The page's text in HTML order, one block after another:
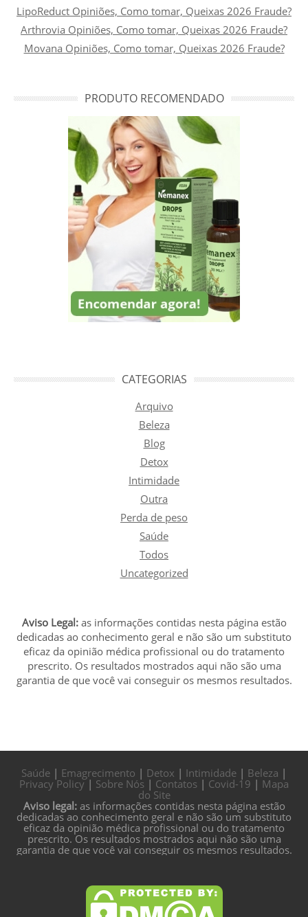
LipoReduct Opiniões, Como tomar, Queixas 2026 Fraude?
Arthrovia Opiniões, Como tomar, Queixas 2026 Fraude?
Movana Opiniões, Como tomar, Queixas 2026 Fraude?
PRODUTO RECOMENDADO
CATEGORIAS
Arquivo
Beleza
Blog
Detox
Intimidade
Outra
Perda de peso
Saúde
Todos
Uncategorized
Aviso Legal:as informações contidas nesta página estão
dedicadas ao conhecimento geral e não são um substituto
eficaz da opinião médica profissional ou do tratamento
prescrito. Os resultados mostrados aqui não são uma
garantia de que você vai conseguir os mesmos resultados.
Saúde | Emagrecimento | Detox | Intimidade | Beleza |
Privacy Policy| Sobre Nós | Contatos | Covid-19 | Mapa
do Site
Aviso legal:as informações contidas nesta página estão
dedicadas ao conhecimento geral e não são um substituto
eficaz da opinião médica profissional ou do tratamento
prescrito. Os resultados mostrados aqui não são uma
garantia de que você vai conseguir os mesmos resultados.